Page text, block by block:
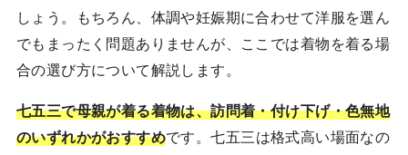
しょう。もちろん、体調や妊娠期に合わせて洋服を選ん
でもまったく問題ありませんが、ここでは着物を着る場
合の選び方について解説します。
七五三で母親が着る着物は、訪問着・付け下げ・色無地
のいずれかがおすすめです。七五三は格式高い場面なの